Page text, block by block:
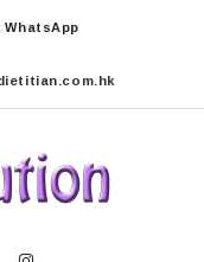
WhatsApp